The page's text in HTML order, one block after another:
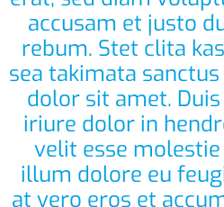
accusam et justo
rebum. Stet clita
sea takimata
dolor sit amet.
iriure dolor in
velit esse
illum dolore eu
at vero eros et